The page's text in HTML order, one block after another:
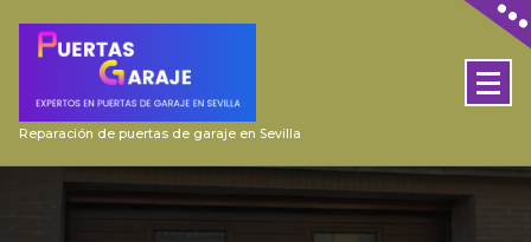
Reparación de puertas de garaje en Sevilla